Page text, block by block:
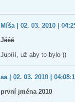
Míša | 02. 03. 2010 |
Jééé
Jupííí, už aby to bylo ))
aa | 02. 03. 2010 |
první jména 2010